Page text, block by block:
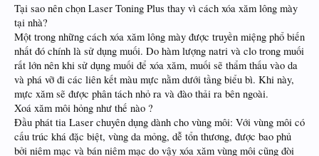
Tại sao nên chọn Laser Toning Plus thay vì cách xóa xăm lông mày
tại nhà?
Một trong những cách xóa xăm lông mày được truyền miệng phổ biến
nhất đó chính là sử dụng muối. Do hàm lượng natri và clo trong muối
rất lớn nên khi sử dụng muối để xóa xăm, muối sẽ thẩm thấu vào da
và phá vỡ đi các liên kết màu mực nằm dưới tầng biểu bì. Khi này,
mực xăm sẽ được phân tách nhỏ ra và đào thải ra bên ngoài.
Xoá xăm môi hỏng như thế nào ?
Đầu phát tia Laser chuyên dụng dành cho vùng môi: Với vùng môi có
cấu trúc khá đặc biệt, vùng da mỏng, dễ tổn thương, được bao phủ
bởi niêm mạc và bán niêm mạc do vậy xóa xăm vùng môi cũng đòi